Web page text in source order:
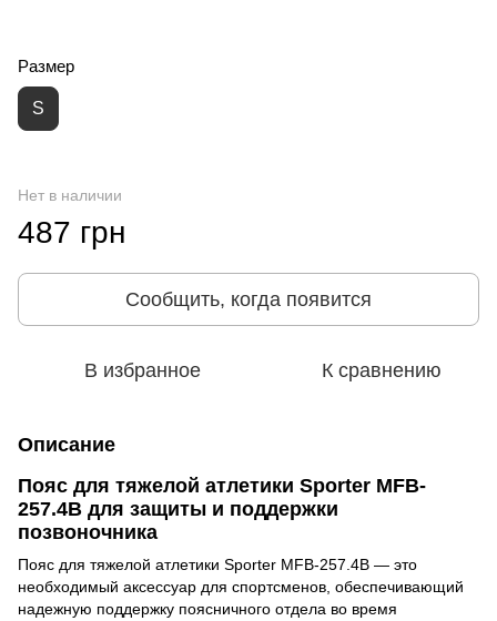
Размер
S
Нет в наличии
487 грн
Сообщить, когда появится
В избранное К сравнению
Описание
Пояс для тяжелой атлетики Sporter MFB-
257.4B для защиты и поддержки
позвоночника
Пояс для тяжелой атлетики Sporter MFB-257.4B — это
необходимый аксессуар для спортсменов, обеспечивающий
надежную поддержку поясничного отдела во время